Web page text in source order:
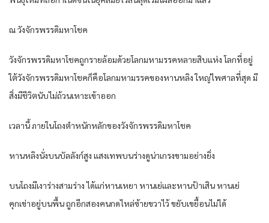
ณ วังจักรพรรดิมหาโชค
วังจักรพรรดิมหาโชคถูกรายล้อมด้วยโลกมหามรรคหลายสิบแห่ง โลกที่อยู่
ใต้วังจักรพรรดิมหาโชคก็คือโลกมหามรรคของหานหลิง ใหญ่ไพศาลที่สุด มี
สิ่งมีชีวิตนับไม่ถ้วนเหาะเข้าออก
เวลานี้ ภายในโถงตำหนักหลักของวังจักรพรรดิมหาโชค
หานหลิงนั่งบนบัลลังก์สูง แสงเทพบนร่างดูน่าเกรงขามอย่างยิ่ง
บนโถงมีเงาร่างสามร่าง ได้แก่หานเหยา หานเย่และหานป้าเสิน หานเย่
คุกเข่าอยู่บนพื้น ถูกอีกสองคนกดไหล่ซ้ายขวาไว้ ขยับเขยื้อนไม่ได้